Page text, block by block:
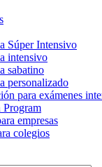
Súper Intensivo
intensivo
sabatino
personalizado
para exámenes
empresas
colegios